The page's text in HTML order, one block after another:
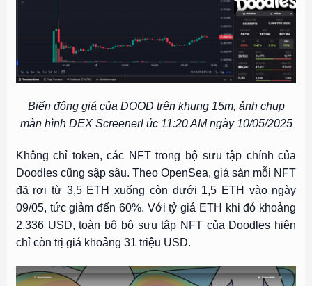
Biến động giá của DOOD trên khung 15m, ảnh chụp
màn hình DEX Screenerl úc 11:20 AM ngày 10/05/2025
Không chỉ token, các NFT trong bộ sưu tập chính của
Doodles cũng sập sâu. Theo OpenSea, giá sàn mỗi NFT
đã rơi từ 3,5 ETH xuống còn dưới 1,5 ETH vào ngày
09/05, tức giảm đến 60%. Với tỷ giá ETH khi đó khoảng
2.336 USD, toàn bộ bộ sưu tập NFT của Doodles hiện
chỉ còn trị giá khoảng 31 triệu USD.